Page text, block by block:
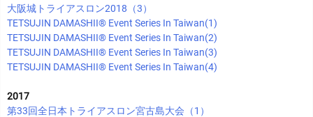
大阪城トライアスロン2018（3）
TETSUJIN DAMASHII®︎ Event Series In Taiwan(1)
TETSUJIN DAMASHII®︎ Event Series In Taiwan(2)
TETSUJIN DAMASHII®︎ Event Series In Taiwan(3)
TETSUJIN DAMASHII®︎ Event Series In Taiwan(4)
2017
第33回全日本トライアスロン宮古島大会（1）